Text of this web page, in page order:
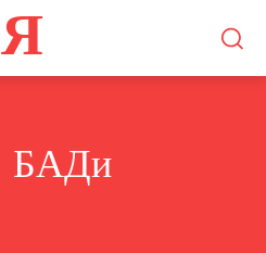
Я
БАДи